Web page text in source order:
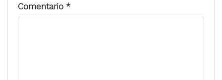
Comentario *